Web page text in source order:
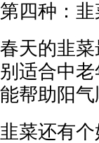
第四种：
春天的韭
别适合中
能帮助阳气
韭菜还有